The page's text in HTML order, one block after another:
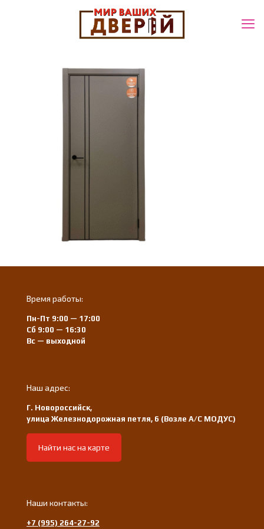
Время работы:
Пн-Пт 9:00 — 17:00
Сб 9:00 — 16:30
Вс — выходной
Наш адрес:
Г. Новороссийск,
улица Железнодорожная петля, 6 (Возле А/С МОДУС)
Найти нас на карте
Наши контакты:
+7 (995) 264-27-92